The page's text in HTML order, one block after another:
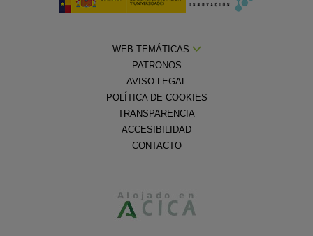
WEB TEMÁTICAS
PATRONOS
AVISO LEGAL
POLÍTICA DE COOKIES
TRANSPARENCIA
ACCESIBILIDAD
CONTACTO